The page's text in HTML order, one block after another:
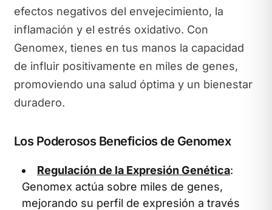
efectos negativos del envejecimiento, la
inflamación y el estrés oxidativo. Con
Genomex, tienes en tus manos la capacidad
de influir positivamente en miles de genes,
promoviendo una salud óptima y un bienestar
duradero.
Los Poderosos Beneficios de Genomex
Regulación de la Expresión Genética:
Genomex actúa sobre miles de genes,
mejorando su perfil de expresión a través